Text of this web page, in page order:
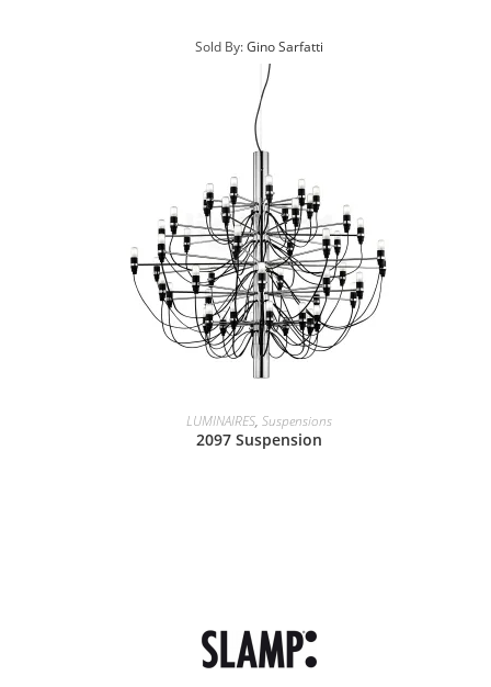
Sold By:Gino Sarfatti
LUMINAIRES, Suspensions
2097 Suspension